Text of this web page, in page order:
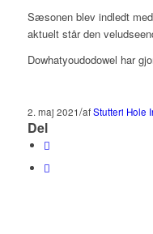
Sæsonen blev indledt
aktuelt står den
Dowhatyoudodowel har
2. maj 2021/afStutteri Hole
Del